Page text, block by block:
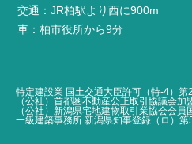
交通：JR柏駅より西に900m
車：柏市役所から9分
特定建設業 国土交通大臣許可（特-4）
（公社）首都圏不動産公正取引協議会加
（公社）新潟県宅地建物取引業協会会
一級建築事務所 新潟県知事登録（ロ）第